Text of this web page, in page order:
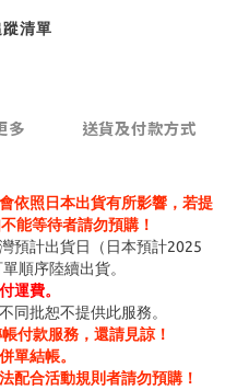
清單
多 送貨及付款方式
依照日本出貨有所影響，若提
能等待者請勿預購！
預計出貨日（日本預計2025
順序陸續出貨。
運費。
同批恕不提供此服務。
付款服務，還請見諒！
單結帳。
配合活動規則者請勿預購！